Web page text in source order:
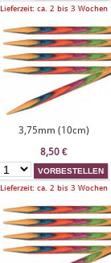
Lieferzeit: ca. 2 bis 3 Wochen
3,75mm (10cm)
8,50 €
Lieferzeit: ca. 2 bis 3 Wochen